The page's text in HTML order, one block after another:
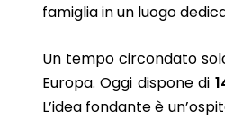
famiglia in un luogo
Un tempo circondato
Europa. Oggi dispone di
L’idea fondante è